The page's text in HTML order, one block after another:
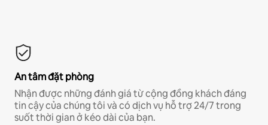
An tâm đặt phòng
Nhận được những đánh giá từ cộng đồng khách đáng
tin cậy của chúng tôi và có dịch vụ hỗ trợ 24/7 trong
suốt thời gian ở kéo dài của bạn.